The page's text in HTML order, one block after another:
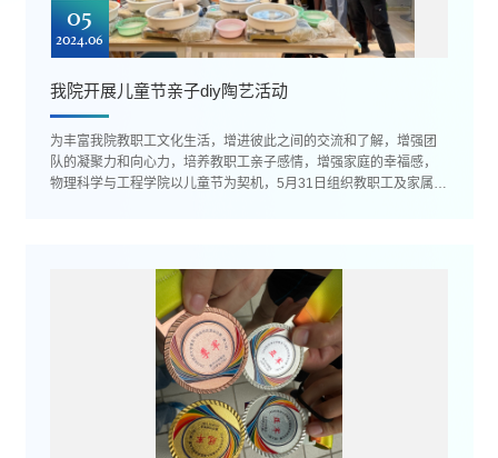
05
2024.06
我院开展儿童节亲子diy陶艺活动
为丰富我院教职工文化生活，增进彼此之间的交流和了解，增强团
队的凝聚力和向心力，培养教职工亲子感情，增强家庭的幸福感，
物理科学与工程学院以儿童节为契机，5月31日组织教职工及家属孩